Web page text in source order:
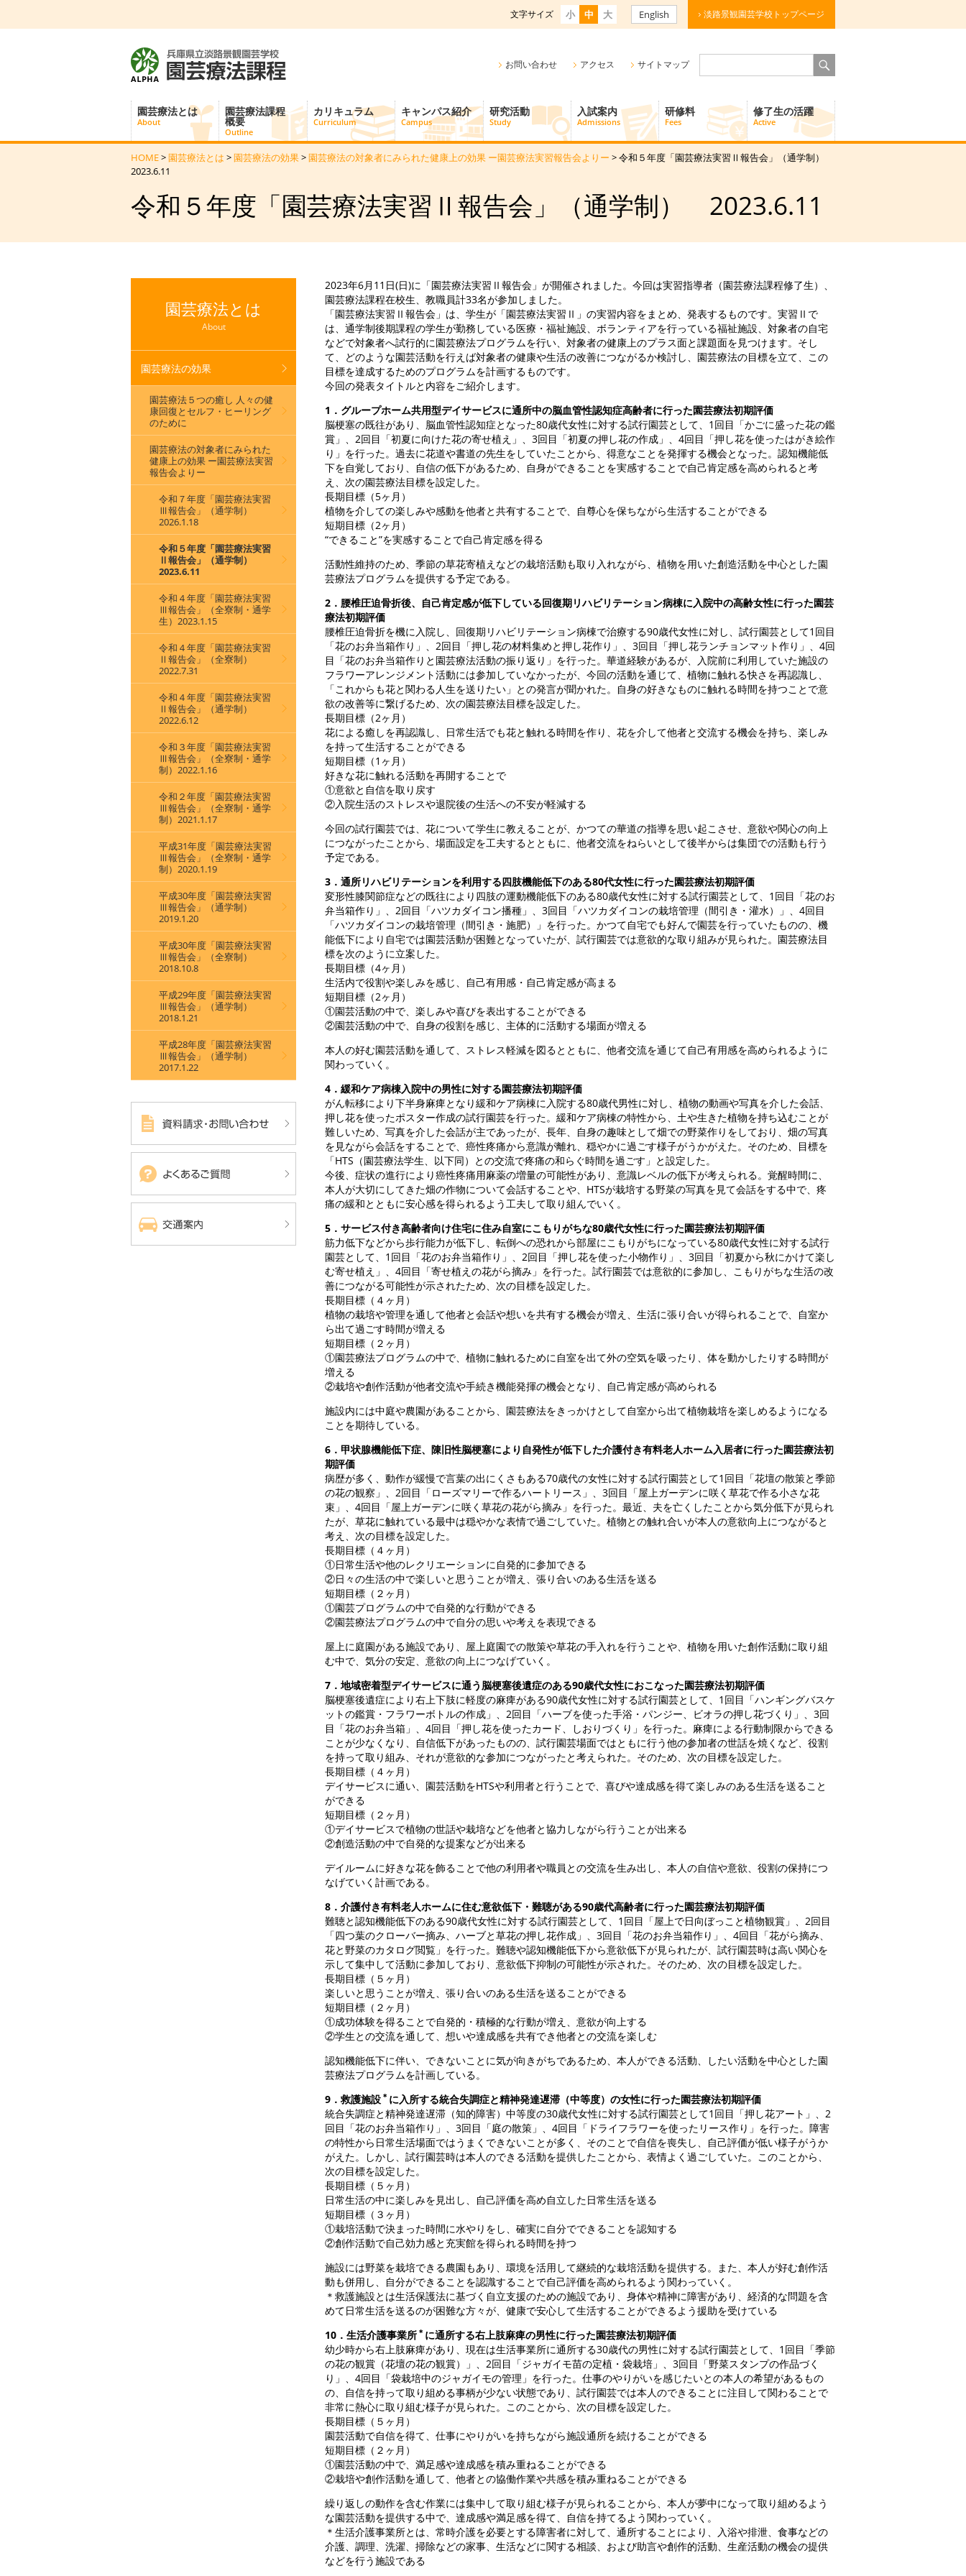
淡路景観園芸学校トップページ
English
文字サイズ 小 中 大
園芸療法とは
About
園芸療法課程
概要
Outline
カリキュラム
Curriculum
キャンパス紹介
Campus
研究活動
Study
入試案内
Admissions
研修料
Fees
修了生の活躍
Active
お問い合わせ アクセス サイトマップ
HOME>園芸療法とは >園芸療法の効果>園芸療法の対象者にみられた健康上の効果 ー園芸療法実習報告会よりー > 令和５年度「園芸療法実習Ⅱ報告会」（通学制）
2023.6.11
令和５年度「園芸療法実習Ⅱ報告会」（通学制） 2023.6.11
2023年6月11日(日)に「園芸療法実習Ⅱ報告会」が開催されました。今回は実習指導者（園芸療法課程修了生）、
園芸療法課程在校生、教職員計33名が参加しました。
「園芸療法実習Ⅱ報告会」は、学生が「園芸療法実習Ⅱ」の実習内容をまとめ、発表するものです。実習Ⅱで
は、通学制後期課程の学生が勤務している医療・福祉施設、ボランティアを行っている福祉施設、対象者の自宅
などで対象者へ試行的に園芸療法プログラムを行い、対象者の健康上のプラス面と課題面を見つけます。そし
て、どのような園芸活動を行えば対象者の健康や生活の改善につながるか検討し、園芸療法の目標を立て、この
目標を達成するためのプログラムを計画するものです。
今回の発表タイトルと内容をご紹介します。
1 ．グループホーム共用型デイサービスに通所中の脳血管性認知症高齢者に行った園芸療法初期評価
脳梗塞の既往があり、脳血管性認知症となった80歳代女性に対する試行園芸として、1回目「かごに盛った花の鑑
賞」、2回目「初夏に向けた花の寄せ植え」、3回目「初夏の押し花の作成」、4回目「押し花を使ったはがき絵作
り」を行った。過去に花道や書道の先生をしていたことから、得意なことを発揮する機会となった。認知機能低
下を自覚しており、自信の低下があるため、自身ができることを実感することで自己肯定感を高められると考
え、次の園芸療法目標を設定した。
長期目標（5ヶ月）
植物を介しての楽しみや感動を他者と共有することで、自尊心を保ちながら生活することができる
短期目標（2ヶ月）
“できること”を実感することで自己肯定感を得る
活動性維持のため、季節の草花寄植えなどの栽培活動も取り入れながら、植物を用いた創造活動を中心とした園
芸療法プログラムを提供する予定である。
2 ．腰椎圧迫骨折後、自己肯定感が低下している回復期リハビリテーション病棟に入院中の高齢女性に行った園芸
療法初期評価
腰椎圧迫骨折を機に入院し、回復期リハビリテーション病棟で治療する90歳代女性に対し、試行園芸として1回目
「花のお弁当箱作り」、2回目「押し花の材料集めと押し花作り」、3回目「押し花ランチョンマット作り」、4回
目「花のお弁当箱作りと園芸療法活動の振り返り」を行った。華道経験があるが、入院前に利用していた施設の
フラワーアレンジメント活動には参加していなかったが、今回の活動を通じて、植物に触れる快さを再認識し、
「これからも花と関わる人生を送りたい」との発言が聞かれた。自身の好きなものに触れる時間を持つことで意
欲の改善等に繋げるため、次の園芸療法目標を設定した。
長期目標（2ヶ月）
花による癒しを再認識し、日常生活でも花と触れる時間を作り、花を介して他者と交流する機会を持ち、楽しみ
を持って生活することができる
短期目標（1ヶ月）
好きな花に触れる活動を再開することで
①意欲と自信を取り戻す
②入院生活のストレスや退院後の生活への不安が軽減する
今回の試行園芸では、花について学生に教えることが、かつての華道の指導を思い起こさせ、意欲や関心の向上
につながったことから、場面設定を工夫するとともに、他者交流をねらいとして後半からは集団での活動も行う
予定である。
3 ．通所リハビリテーションを利用する四肢機能低下のある80代女性に行った園芸療法初期評価
変形性膝関節症などの既往により四肢の運動機能低下のある80歳代女性に対する試行園芸として、1回目「花のお
弁当箱作り」、2回目「ハツカダイコン播種」、3回目「ハツカダイコンの栽培管理（間引き・灌水）」、4回目
「ハツカダイコンの栽培管理（間引き・施肥）」を行った。かつて自宅でも好んで園芸を行っていたものの、機
能低下により自宅では園芸活動が困難となっていたが、試行園芸では意欲的な取り組みが見られた。園芸療法目
標を次のように立案した。
長期目標（4ヶ月）
生活内で役割や楽しみを感じ、自己有用感・自己肯定感が高まる
短期目標（2ヶ月）
①園芸活動の中で、楽しみや喜びを表出することができる
②園芸活動の中で、自身の役割を感じ、主体的に活動する場面が増える
本人の好む園芸活動を通して、ストレス軽減を図るとともに、他者交流を通じて自己有用感を高められるように
関わっていく。
4 ．緩和ケア病棟入院中の男性に対する園芸療法初期評価
がん転移により下半身麻痺となり緩和ケア病棟に入院する80歳代男性に対し、植物の動画や写真を介した会話、
押し花を使ったポスター作成の試行園芸を行った。緩和ケア病棟の特性から、土や生きた植物を持ち込むことが
難しいため、写真を介した会話が主であったが、長年、自身の趣味として畑での野菜作りをしており、畑の写真
を見ながら会話をすることで、癌性疼痛から意識が離れ、穏やかに過ごす様子がうかがえた。そのため、目標を
「HTS（園芸療法学生、以下同）との交流で疼痛の和らぐ時間を過ごす」と設定した。
今後、症状の進行により癌性疼痛用麻薬の増量の可能性があり、意識レベルの低下が考えられる。覚醒時間に、
本人が大切にしてきた畑の作物について会話することや、HTSが栽培する野菜の写真を見て会話をする中で、疼
痛の緩和とともに安心感を得られるよう工夫して取り組んでいく。
5 ．サービス付き高齢者向け住宅に住み自室にこもりがちな80歳代女性に行った園芸療法初期評価
筋力低下などから歩行能力が低下し、転倒への恐れから部屋にこもりがちになっている80歳代女性に対する試行
園芸として、1回目「花のお弁当箱作り」、2回目「押し花を使った小物作り」、3回目「初夏から秋にかけて楽し
む寄せ植え」、4回目「寄せ植えの花がら摘み」を行った。試行園芸では意欲的に参加し、こもりがちな生活の改
善につながる可能性が示されたため、次の目標を設定した。
長期目標（４ヶ月）
植物の栽培や管理を通して他者と会話や想いを共有する機会が増え、生活に張り合いが得られることで、自室か
ら出て過ごす時間が増える
短期目標（２ヶ月）
①園芸療法プログラムの中で、植物に触れるために自室を出て外の空気を吸ったり、体を動かしたりする時間が
増える
②栽培や創作活動が他者交流や手続き機能発揮の機会となり、自己肯定感が高められる
施設内には中庭や農園があることから、園芸療法をきっかけとして自室から出て植物栽培を楽しめるようになる
ことを期待している。
6 ．甲状腺機能低下症、陳旧性脳梗塞により自発性が低下した介護付き有料老人ホーム入居者に行った園芸療法初
期評価
病歴が多く、動作が緩慢で言葉の出にくさもある70歳代の女性に対する試行園芸として1回目「花壇の散策と季節
の花の観察」、2回目「ローズマリーで作るハートリース」、3回目「屋上ガーデンに咲く草花で作る小さな花
束」、4回目「屋上ガーデンに咲く草花の花がら摘み」を行った。最近、夫を亡くしたことから気分低下が見られ
たが、草花に触れている最中は穏やかな表情で過ごしていた。植物との触れ合いが本人の意欲向上につながると
考え、次の目標を設定した。
長期目標（４ヶ月）
①日常生活や他のレクリエーションに自発的に参加できる
②日々の生活の中で楽しいと思うことが増え、張り合いのある生活を送る
短期目標（２ヶ月）
①園芸プログラムの中で自発的な行動ができる
②園芸療法プログラムの中で自分の思いや考えを表現できる
屋上に庭園がある施設であり、屋上庭園での散策や草花の手入れを行うことや、植物を用いた創作活動に取り組
む中で、気分の安定、意欲の向上につなげていく。
7 ．地域密着型デイサービスに通う脳梗塞後遺症のある90歳代女性におこなった園芸療法初期評価
脳梗塞後遺症により右上下肢に軽度の麻痺がある90歳代女性に対する試行園芸として、1回目「ハンギングバスケ
ットの鑑賞・フラワーボトルの作成」、2回目「ハーブを使った手浴・パンジー、ビオラの押し花づくり」、3回
目「花のお弁当箱」、4回目「押し花を使ったカード、しおりづくり」を行った。麻痺による行動制限からできる
ことが少なくなり、自信低下があったものの、試行園芸場面ではともに行う他の参加者の世話を焼くなど、役割
を持って取り組み、それが意欲的な参加につながったと考えられた。そのため、次の目標を設定した。
長期目標（４ヶ月）
デイサービスに通い、園芸活動をHTSや利用者と行うことで、喜びや達成感を得て楽しみのある生活を送ること
ができる
短期目標（２ヶ月）
①デイサービスで植物の世話や栽培などを他者と協力しながら行うことが出来る
②創造活動の中で自発的な提案などが出来る
デイルームに好きな花を飾ることで他の利用者や職員との交流を生み出し、本人の自信や意欲、役割の保持につ
なげていく計画である。
8 ．介護付き有料老人ホームに住む意欲低下・難聴がある90歳代高齢者に行った園芸療法初期評価
難聴と認知機能低下のある90歳代女性に対する試行園芸として、1回目「屋上で日向ぼっこと植物観賞」、2回目
「四つ葉のクローバー摘み、ハーブと草花の押し花作成」、3回目「花のお弁当箱作り」、4回目「花がら摘み、
花と野菜のカタログ閲覧」を行った。難聴や認知機能低下から意欲低下が見られたが、試行園芸時は高い関心を
示して集中して活動に参加しており、意欲低下抑制の可能性が示された。そのため、次の目標を設定した。
長期目標（５ヶ月）
楽しいと思うことが増え、張り合いのある生活を送ることができる
短期目標（２ヶ月）
①成功体験を得ることで自発的・積極的な行動が増え、意欲が向上する
②学生との交流を通して、想いや達成感を共有でき他者との交流を楽しむ
認知機能低下に伴い、できないことに気が向きがちであるため、本人ができる活動、したい活動を中心とした園
芸療法プログラムを計画している。
9 ．救護施設 ＊ に入所する統合失調症と精神発達遅滞（中等度）の女性に行った園芸療法初期評価
統合失調症と精神発達遅滞（知的障害）中等度の30歳代女性に対する試行園芸として1回目「押し花アート」、2
回目「花のお弁当箱作り」、3回目「庭の散策」、4回目「ドライフラワーを使ったリース作り」を行った。障害
の特性から日常生活場面ではうまくできないことが多く、そのことで自信を喪失し、自己評価が低い様子がうか
がえた。しかし、試行園芸時は本人のできる活動を提供したことから、表情よく過ごしていた。このことから、
次の目標を設定した。
長期目標（５ヶ月）
日常生活の中に楽しみを見出し、自己評価を高め自立した日常生活を送る
短期目標（３ヶ月）
①栽培活動で決まった時間に水やりをし、確実に自分でできることを認知する
②創作活動で自己効力感と充実館を得られる時間を持つ
施設には野菜を栽培できる農園もあり、環境を活用して継続的な栽培活動を提供する。また、本人が好む創作活
動も併用し、自分ができることを認識することで自己評価を高められるよう関わっていく。
＊救護施設とは生活保護法に基づく自立支援のための施設であり、身体や精神に障害があり、経済的な問題を含
めて日常生活を送るのが困難な方々が、健康で安心して生活することができるよう援助を受けている
10 ．生活介護事業所 ＊ に通所する右上肢麻痺の男性に行った園芸療法初期評価
幼少時から右上肢麻痺があり、現在は生活事業所に通所する30歳代の男性に対する試行園芸として、1回目「季節
の花の観賞（花壇の花の観賞）」、2回目「ジャガイモ苗の定植・袋栽培」、3回目「野菜スタンプの作品づく
り」、4回目「袋栽培中のジャガイモの管理」を行った。仕事のやりがいを感じたいとの本人の希望があるもの
の、自信を持って取り組める事柄が少ない状態であり、試行園芸では本人のできることに注目して関わることで
非常に熱心に取り組む様子が見られた。このことから、次の目標を設定した。
長期目標（５ヶ月）
園芸活動で自信を得て、仕事にやりがいを持ちながら施設通所を続けることができる
短期目標（２ヶ月）
①園芸活動の中で、満足感や達成感を積み重ねることができる
②栽培や創作活動を通して、他者との協働作業や共感を積み重ねることができる
繰り返しの動作を含む作業には集中して取り組む様子が見られることから、本人が夢中になって取り組めるよう
な園芸活動を提供する中で、達成感や満足感を得て、自信を持てるよう関わっていく。
＊生活介護事業所とは、常時介護を必要とする障害者に対して、通所することにより、入浴や排泄、食事などの
介護、調理、洗濯、掃除などの家事、生活などに関する相談、および助言や創作的活動、生産活動の機会の提供
などを行う施設である
園芸療法とは
About
園芸療法の効果
園芸療法５つの癒し 人々の健
康回復とセルフ・ヒーリング
のために
園芸療法の対象者にみられた
健康上の効果 ー園芸療法実習
報告会よりー
令和７年度「園芸療法実習
Ⅲ報告会」（通学制）
2026.1.18
令和５年度「園芸療法実習
Ⅱ報告会」（通学制）
2023.6.11
令和４年度「園芸療法実習
Ⅲ報告会」（全寮制・通学
生）2023.1.15
令和４年度「園芸療法実習
Ⅱ報告会」（全寮制）
2022.7.31
令和４年度「園芸療法実習
Ⅱ報告会」（通学制）
2022.6.12
令和３年度「園芸療法実習
Ⅲ報告会」（全寮制・通学
制）2022.1.16
令和２年度「園芸療法実習
Ⅲ報告会」（全寮制・通学
制）2021.1.17
平成31年度「園芸療法実習
Ⅲ報告会」（全寮制・通学
制）2020.1.19
平成30年度「園芸療法実習
Ⅲ報告会」（通学制）
2019.1.20
平成30年度「園芸療法実習
Ⅲ報告会」（全寮制）
2018.10.8
平成29年度「園芸療法実習
Ⅲ報告会」（通学制）
2018.1.21
平成28年度「園芸療法実習
Ⅲ報告会」（通学制）
2017.1.22